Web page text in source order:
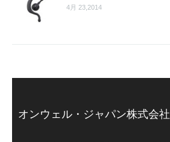
4月 23,2014
オンウェル・ジャパン株式会社